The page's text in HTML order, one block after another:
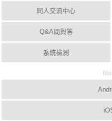
同人交流中心
Q&A問與答
系統檢測